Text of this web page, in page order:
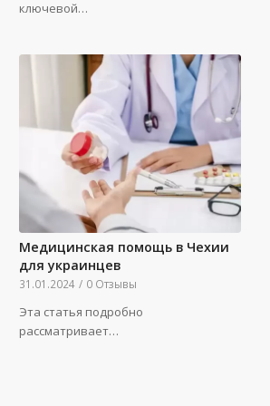
ключевой…
Медицинская помощь в Чехии
для украинцев
31.01.2024 / 0 Отзывы
Эта статья подробно
рассматривает…